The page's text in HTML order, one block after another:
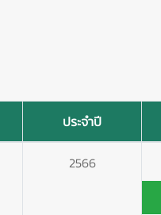
ประจำปี
2566